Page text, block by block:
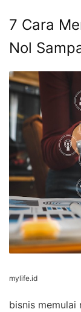
7 Cara
Nol
mylife.id
bisnis memulai